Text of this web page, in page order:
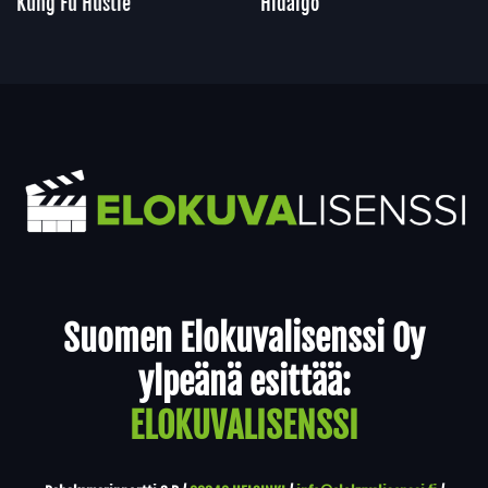
Suomen Elokuvalisenssi Oy
ylpeänä esittää:
ELOKUVALISENSSI